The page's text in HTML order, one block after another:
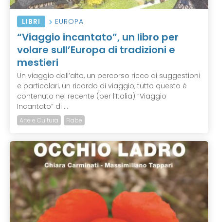
LIBRI EUROPA
“Viaggio incantato”, un libro per
volare sull’Europa di tradizioni e
mestieri
Un viaggio dall’alto, un percorso ricco di suggestioni
e particolari, un ricordo di viaggio, tutto questo è
contenuto nel recente (per l’Italia) “Viaggio
Incantato” di ...
Arte e Cultura Fiabe